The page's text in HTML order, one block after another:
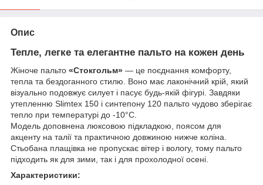
Опис
Тепле, легке та елегантне пальто на кожен день
Жіноче пальто «Стокгольм» — це поєднання комфорту,
тепла та бездоганного стилю. Воно має лаконічний крій, який
візуально подовжує силует і пасує будь-якій фігурі. Завдяки
утепленню Slimtex 150 і синтепону 120 пальто чудово зберігає
тепло при температурі до -10°C.
Модель доповнена люксовою підкладкою, поясом для
акценту на талії та практичною довжиною нижче коліна.
Стьобана плащівка не пропускає вітер і вологу, тому пальто
підходить як для зими, так і для прохолодної осені.
Характеристики: